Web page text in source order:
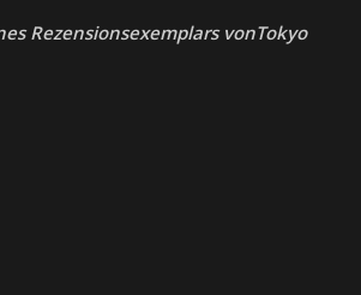
Rezensionsexemplars vonTokyo